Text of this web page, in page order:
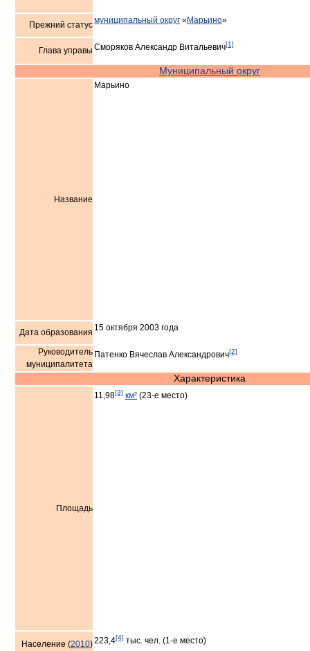
Прежний статусмуниципальный округ « Марьино»
Глава управы Сморяков Александр Витальевич[1]
Муниципальный округ
Название
Марьино
Дата образования 15 октября 2003 года
Руководитель
муниципалитета
Патенко Вячеслав Александрович[2]
Характеристика
Площадь
11,98[3] км² (23-е место)
Население (2010)223,4[4] тыс. чел. (1-е место)